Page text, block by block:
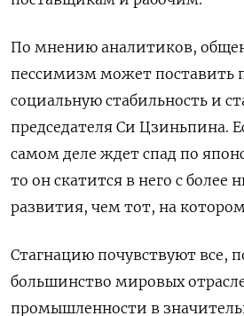
По мнению аналитиков,
пессимизм может поставить
социальную стабильность и
председателя Си Цзиньпина.
самом деле ждет спад по
то он скатится в него с более
развития, чем тот, на
Стагнацию почувствуют все,
большинство мировых
промышленности в